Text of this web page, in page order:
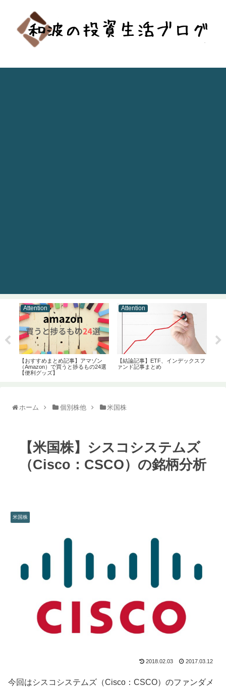
Attention
【おすすめまとめ記事】アマゾン
（Amazon）で買うと捗るもの24選
【便利グッズ】
Attention
【結論記事】ETF、インデックスフ
ァンド記事まとめ
ホーム 個別株他 米国株
【米国株】シスコシステムズ
（Cisco：CSCO）の銘柄分析
米国株
2018.02.03 2017.03.12
今回はシスコシステムズ（Cisco：CSCO）のファンダメ